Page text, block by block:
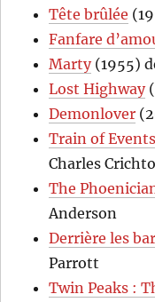
Tête brûlée
Fanfare
Marty(1955)
Lost Highway
Demonlover
Train of Events
Charles
The
Anderson
Derrière les
Parrott
Twin Peaks :